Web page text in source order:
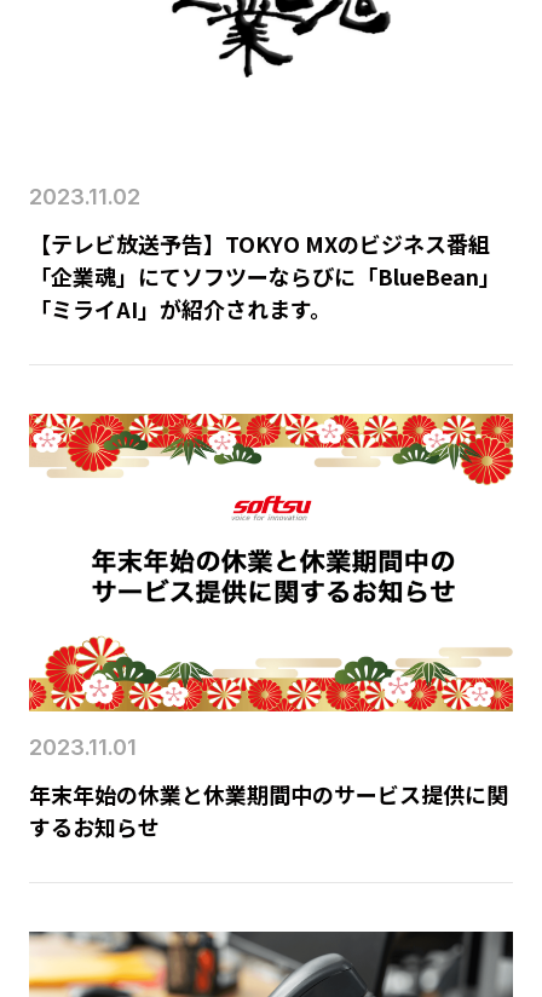
2023.11.02
【テレビ放送予告】TOKYO MXのビジネス番組
「企業魂」にてソフツーならびに「BlueBean」
「ミライAI」が紹介されます。
2023.11.01
年末年始の休業と休業期間中のサービス提供に関
するお知らせ